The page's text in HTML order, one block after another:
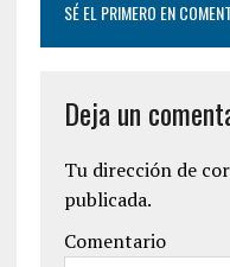
SÉ EL PRIMERO EN
Deja un
Tu dirección de
publicada.
Comentario